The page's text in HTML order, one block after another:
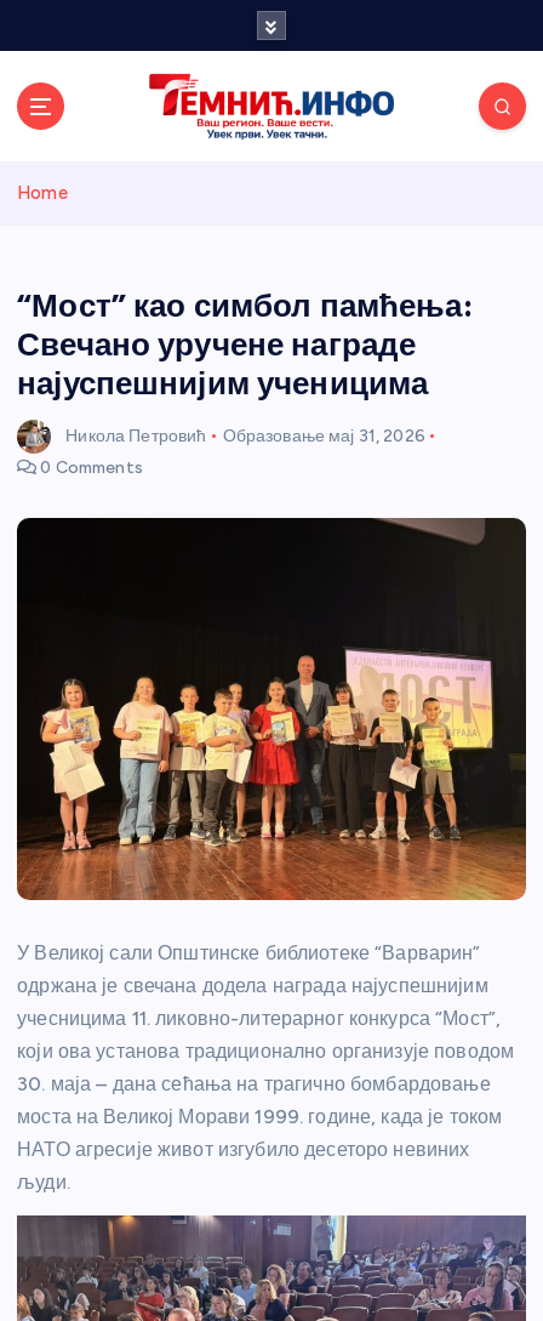
и портал
Home
“Мост” као симбол памћења:
Свечано уручене награде
најуспешнијим ученицима
Никола Петровић Образовање мај 31, 2026
0 Comments
У Великој сали Општинске библиотеке “Варварин”
одржана је свечана додела награда најуспешнијим
учесницима 11. ликовно-литерарног конкурса “Мост”,
који ова установа традиционално организује поводом
30. маја – дана сећања на трагично бомбардовање
моста на Великој Морави 1999. године, када је током
НАТО агресије живот изгубило десеторо невиних
људи.